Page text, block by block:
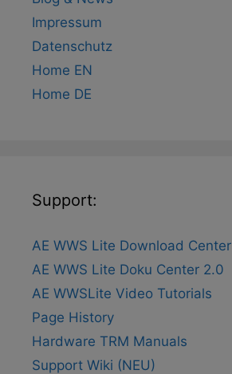
Impressum
Datenschutz
Home EN
Home DE
Support:
AE WWS Lite Download Center
AE WWS Lite Doku Center 2.0
AE WWSLite Video Tutorials
Page History
Hardware TRM Manuals
Support Wiki (NEU)